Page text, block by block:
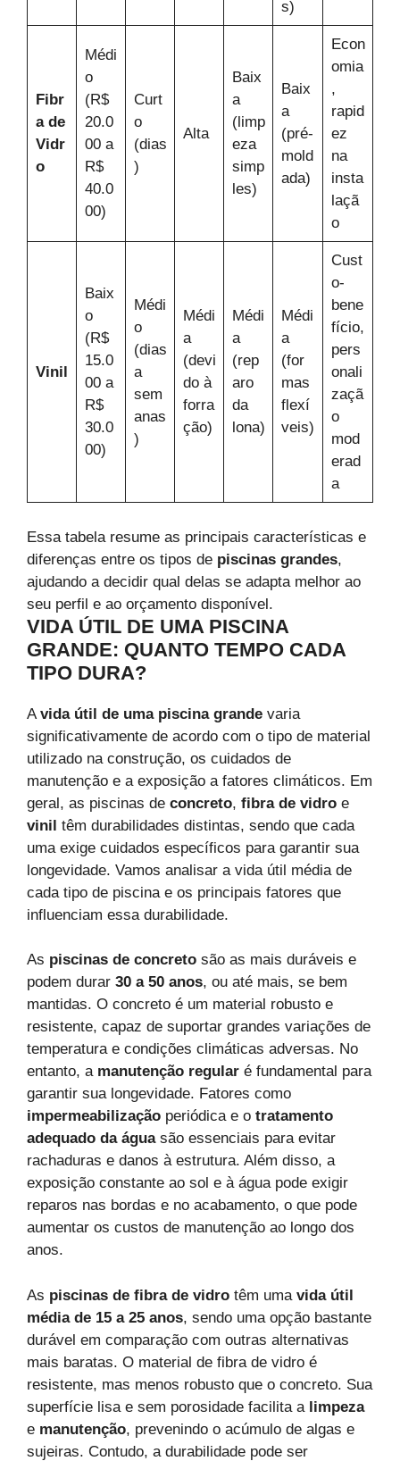
s)
Fibr
a de
Vidr
o
Médi
o
(R$
20.0
00 a
R$
40.0
00)
Curt
o
(dias
)
Alta
Baix
a
(limp
eza
simp
les)
Baix
a
(pré-
mold
ada)
Econ
omia
,
rapid
ez
na
insta
laçã
o
Vinil
Baix
o
(R$
15.0
00 a
R$
30.0
00)
Médi
o
(dias
a
sem
anas
)
Médi
a
(devi
do à
forra
ção)
Médi
a
(rep
aro
da
lona)
Médi
a
(for
mas
flexí
veis)
Cust
o-
bene
fício,
pers
onali
zaçã
o
mod
erad
a
Essa tabela resume as principais características e
diferenças entre os tipos de piscinas grandes,
ajudando a decidir qual delas se adapta melhor ao
seu perfil e ao orçamento disponível.
VIDA ÚTIL DE UMA PISCINA
GRANDE: QUANTO TEMPO CADA
TIPO DURA?
Avida útil de uma piscina grande varia
significativamente de acordo com o tipo de material
utilizado na construção, os cuidados de
manutenção e a exposição a fatores climáticos. Em
geral, as piscinas de concreto, fibra de vidro e
vinil têm durabilidades distintas, sendo que cada
uma exige cuidados específicos para garantir sua
longevidade. Vamos analisar a vida útil média de
cada tipo de piscina e os principais fatores que
influenciam essa durabilidade.
As piscinas de concreto são as mais duráveis e
podem durar 30 a 50 anos, ou até mais, se bem
mantidas. O concreto é um material robusto e
resistente, capaz de suportar grandes variações de
temperatura e condições climáticas adversas. No
entanto, a manutenção regular é fundamental para
garantir sua longevidade. Fatores como
impermeabilização periódica e o tratamento
adequado da águasão essenciais para evitar
rachaduras e danos à estrutura. Além disso, a
exposição constante ao sol e à água pode exigir
reparos nas bordas e no acabamento, o que pode
aumentar os custos de manutenção ao longo dos
anos.
As piscinas de fibra de vidro têm uma vida útil
média de 15 a 25 anos, sendo uma opção bastante
durável em comparação com outras alternativas
mais baratas. O material de fibra de vidro é
resistente, mas menos robusto que o concreto. Sua
superfície lisa e sem porosidade facilita a limpeza
e manutenção, prevenindo o acúmulo de algas e
sujeiras. Contudo, a durabilidade pode ser